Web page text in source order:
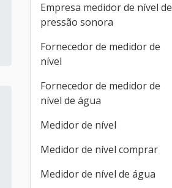
Empresa medidor de nível de
pressão sonora
Fornecedor de medidor de
nível
Fornecedor de medidor de
nível de água
Medidor de nível
Medidor de nível comprar
Medidor de nível de água